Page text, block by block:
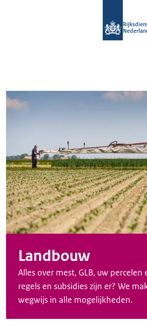
Landbouw
Alles over mest, GLB, uw percelen
regels en subsidies zijn er? We
wegwijs in alle mogelijkheden.